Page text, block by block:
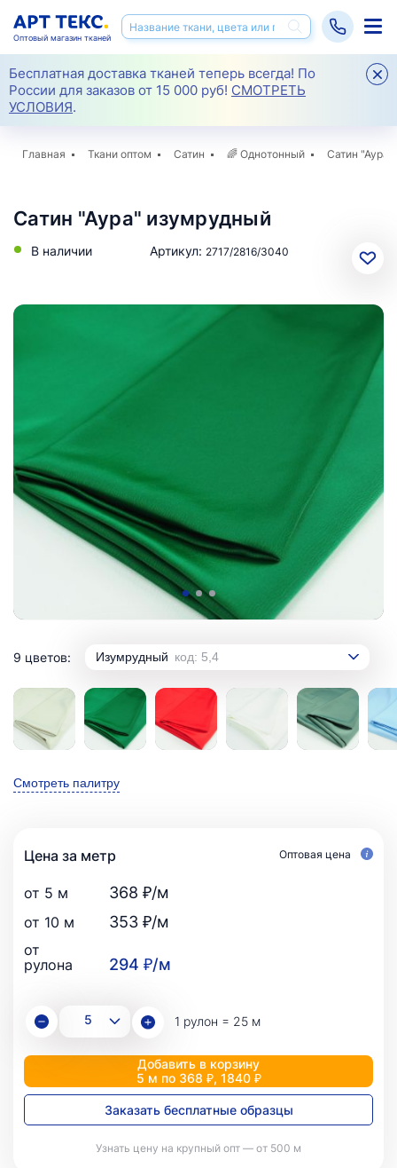
Бесплатная доставка тканей теперь всегда! По
России для заказов от 15 000 руб! СМОТРЕТЬ
УСЛОВИЯ.
Оптовый магазин тканей
Главная Ткани оптом Сатин 🌈 Однотонный Сатин "Аура"
Сатин "Аура" изумрудный
В наличии Артикул: 2717/2816/3040
9 цветов: Изумрудный код: 5,4
Смотреть палитру
Цена за метр Оптовая цена
от 5 м 368 ₽/м
от 10 м 353 ₽/м
от
рулона
294 ₽/м
1 рулон = 25 м
Добавить в корзину
5 м по 368 ₽, 1840 ₽
Заказать бесплатные образцы
Узнать цену на крупный опт — от 500 м